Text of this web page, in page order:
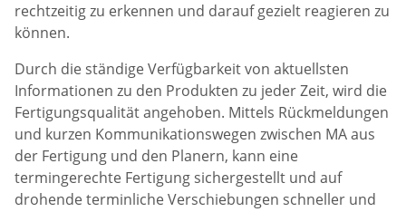
rechtzeitig zu erkennen und darauf gezielt reagieren zu
können.
Durch die ständige Verfügbarkeit von aktuellsten
Informationen zu den Produkten zu jeder Zeit, wird die
Fertigungsqualität angehoben. Mittels Rückmeldungen
und kurzen Kommunikationswegen zwischen MA aus
der Fertigung und den Planern, kann eine
termingerechte Fertigung sichergestellt und auf
drohende terminliche Verschiebungen schneller und